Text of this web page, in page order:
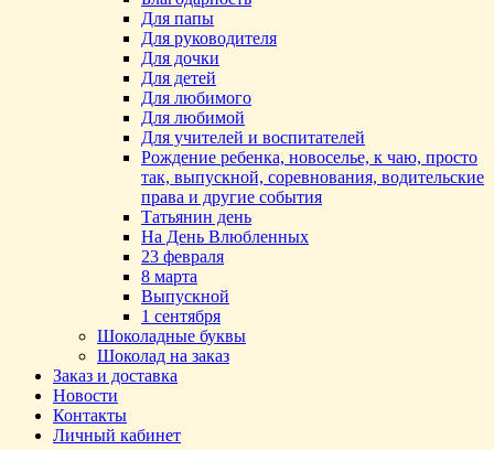
Для папы
Для руководителя
Для дочки
Для детей
Для любимого
Для любимой
Для учителей и воспитателей
Рождение ребенка, новоселье, к чаю, просто
так, выпускной, соревнования, водительские
права и другие события
Татьянин день
На День Влюбленных
23 февраля
8 марта
Выпускной
1 сентября
Шоколадные буквы
Шоколад на заказ
Заказ и доставка
Новости
Контакты
Личный кабинет